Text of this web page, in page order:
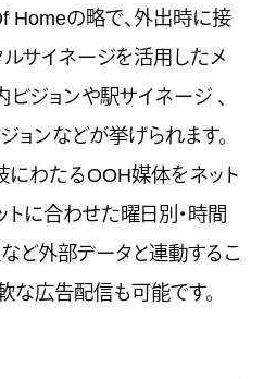
Homeの略で、外出時に接
サイネージを活用したメ
ジョンや駅サイネージ 、
ョンなどが挙げられます。
にわたるOOH媒体をネット
トに合わせた曜日別・時間
ど外部データと連動するこ
な広告配信も可能です。